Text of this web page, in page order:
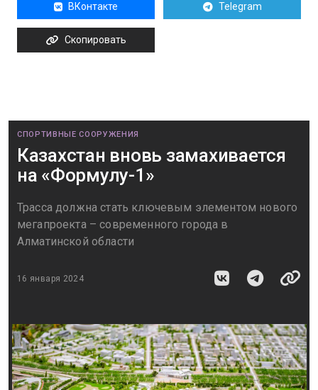
ВКонтакте Telegram
Скопировать
СПОРТИВНЫЕ СООРУЖЕНИЯ
Казахстан вновь замахивается
на «Формулу-1»
Трасса должна стать ключевым элементом нового
мегапроекта – современного города в
Алматинской области
16 января 2024